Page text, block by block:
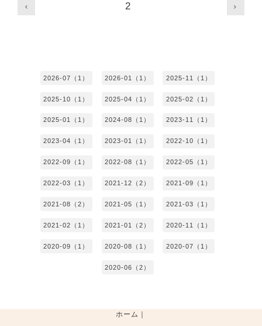
2
2026-07（1） 2026-01（1） 2025-11（1）
2025-10（1） 2025-04（1） 2025-02（1）
2025-01（1） 2024-08（1） 2023-11（1）
2023-04（1） 2023-01（1） 2022-10（1）
2022-09（1） 2022-08（1） 2022-05（1）
2022-03（1） 2021-12（2） 2021-09（1）
2021-08（2） 2021-05（1） 2021-03（1）
2021-02（1） 2021-01（2） 2020-11（1）
2020-09（1） 2020-08（1） 2020-07（1）
2020-06（2）
ホーム